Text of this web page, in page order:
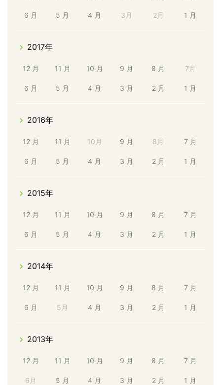
6 月 5 月 4 月 3月 2月 1 月
2017年
12 月 11 月 10 月 9 月 8 月 7月
6 月 5 月 4 月 3 月 2 月 1 月
2016年
12 月 11 月 10月 9 月 8月 7 月
6 月 5 月 4 月 3 月 2 月 1 月
2015年
12 月 11 月 10 月 9 月 8 月 7 月
6 月 5 月 4 月 3 月 2 月 1 月
2014年
12 月 11 月 10 月 9 月 8 月 7 月
6 月 5月 4 月 3 月 2 月 1 月
2013年
12 月 11 月 10 月 9 月 8 月 7 月
6月 5 月 4 月 3 月 2 月 1 月